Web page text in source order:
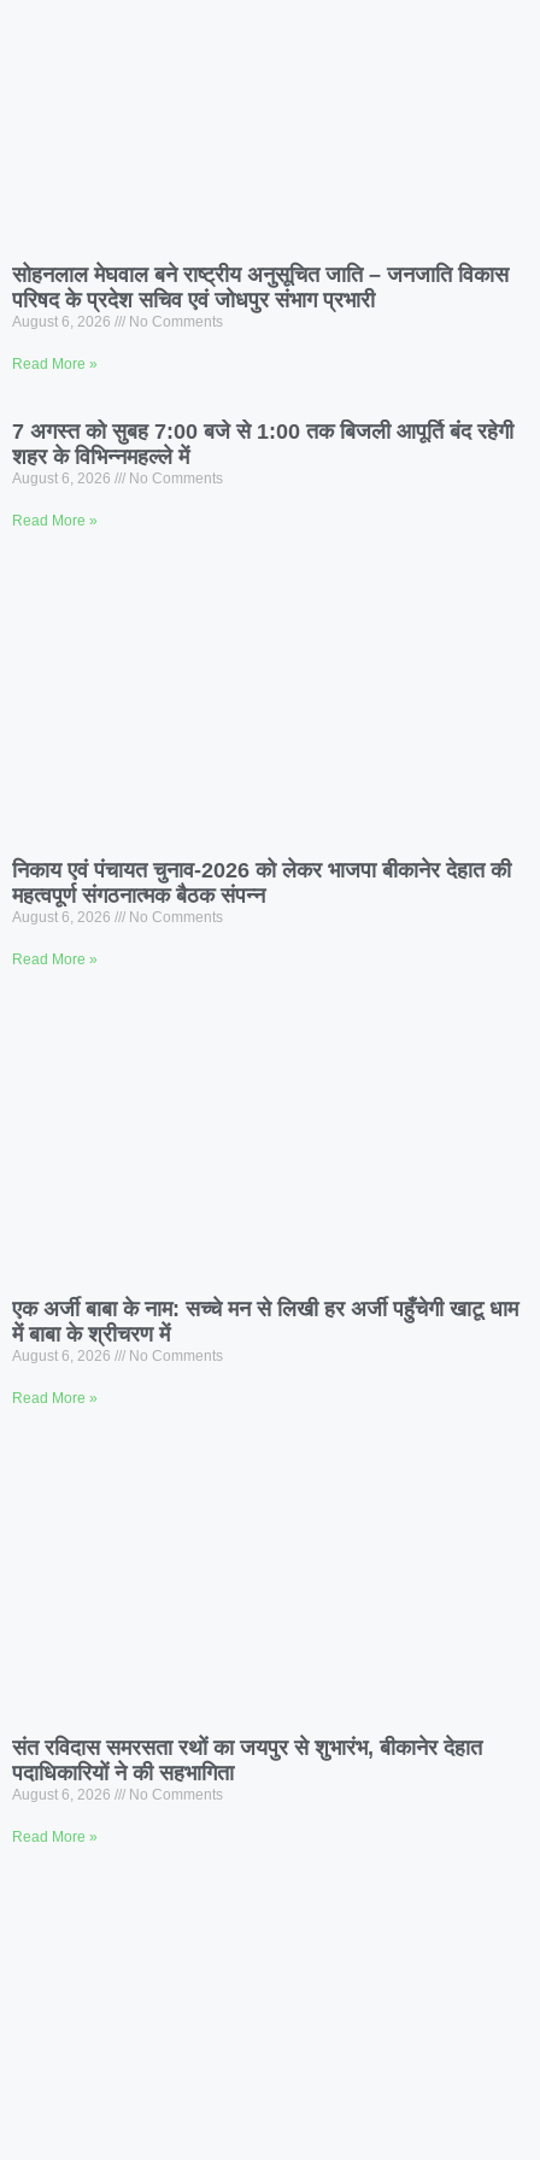
सोहनलाल मेघवाल बने राष्ट्रीय अनुसूचित जाति – जनजाति विकास
परिषद के प्रदेश सचिव एवं जोधपुर संभाग प्रभारी
August 6, 2026 No Comments
Read More »
7 अगस्त को सुबह 7:00 बजे से 1:00 तक बिजली आपूर्ति बंद रहेगी
शहर के विभिन्नमहल्ले में
August 6, 2026 No Comments
Read More »
निकाय एवं पंचायत चुनाव-2026 को लेकर भाजपा बीकानेर देहात की
महत्वपूर्ण संगठनात्मक बैठक संपन्न
August 6, 2026 No Comments
Read More »
एक अर्जी बाबा के नाम: सच्चे मन से लिखी हर अर्जी पहुँचेगी खाटू धाम
में बाबा के श्रीचरण में
August 6, 2026 No Comments
Read More »
संत रविदास समरसता रथों का जयपुर से शुभारंभ, बीकानेर देहात
पदाधिकारियों ने की सहभागिता
August 6, 2026 No Comments
Read More »